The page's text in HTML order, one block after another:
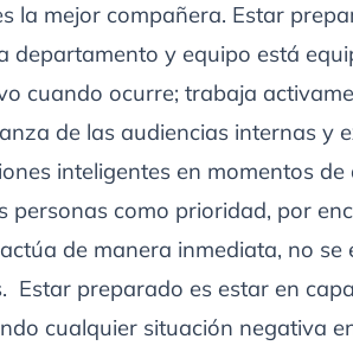
la mejor compañera. Estar
departamento y equipo está
cuando ocurre; trabaja
de las audiencias internas y
inteligentes en momentos
personas como prioridad, por
de manera inmediata, no se
Estar preparado es estar en
cualquier situación negativa